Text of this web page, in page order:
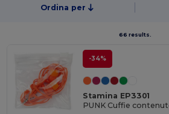
Ordina per
66 results.
-34%
Stamina EP3301